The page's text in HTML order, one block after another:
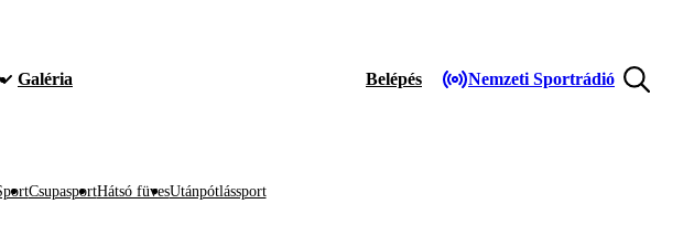
Galéria Belépés Nemzeti Sportrádió
CsupasportHátsó füvesUtánpótlássport